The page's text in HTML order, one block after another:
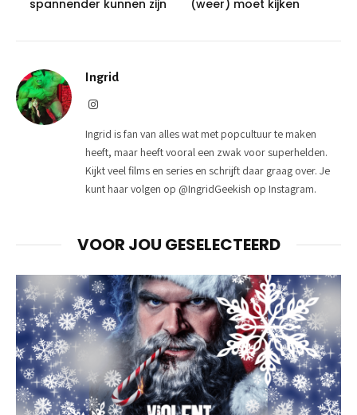
spannender kunnen zijn
(weer) moet kijken
Ingrid
Instagram
Ingrid is fan van alles wat met popcultuur te maken
heeft, maar heeft vooral een zwak voor superhelden.
Kijkt veel films en series en schrijft daar graag over. Je
kunt haar volgen op @IngridGeekish op Instagram.
VOOR JOU GESELECTEERD